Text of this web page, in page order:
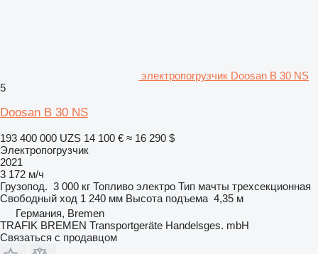
электропогрузчик Doosan B 30 NS
5
Doosan B 30 NS
193 400 000 UZS 14 100 € ≈ 16 290 $
Электропогрузчик
2021
3 172 м/ч
Грузопод. 3 000 кг Топливо электро Тип мачты трехсекционная
Свободный ход 1 240 мм Высота подъема 4,35 м
Германия, Bremen
TRAFIK BREMEN Transportgeräte Handelsges. mbH
Связаться с продавцом